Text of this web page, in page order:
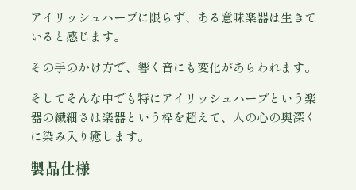
アイリッシュハープに限らず、ある意味楽器は生きて
いると感じます。
その手のかけ方で、響く音にも変化があらわれます。
そしてそんな中でも特にアイリッシュハープという楽
器の繊細さは楽器という枠を超えて、人の心の奥深く
に染み入り癒します。
製品仕様